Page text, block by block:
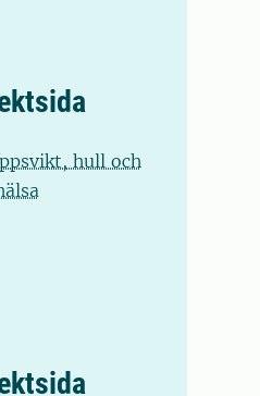
hull och